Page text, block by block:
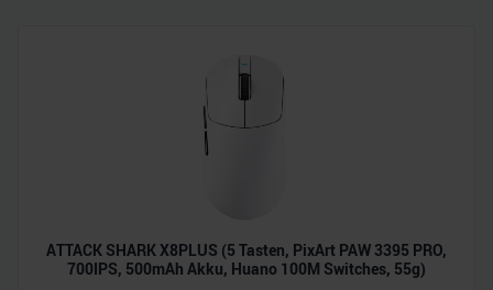
ATTACK SHARK X8PLUS (5 Tasten, PixArt PAW 3395 PRO,
700IPS, 500mAh Akku, Huano 100M Switches, 55g)